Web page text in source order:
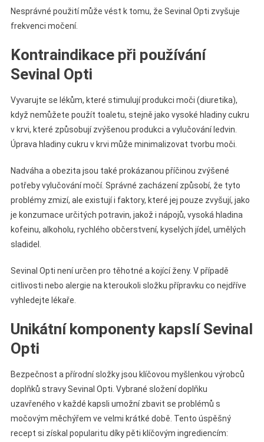
Nesprávné použití může vést k tomu, že Sevinal Opti zvyšuje
frekvenci močení.
Kontraindikace při používání
Sevinal Opti
Vyvarujte se lékům, které stimulují produkci moči (diuretika),
když nemůžete použít toaletu, stejně jako vysoké hladiny cukru
v krvi, které způsobují zvýšenou produkci a vylučování ledvin.
Úprava hladiny cukru v krvi může minimalizovat tvorbu moči.
Nadváha a obezita jsou také prokázanou příčinou zvýšené
potřeby vylučování močí. Správné zacházení způsobí, že tyto
problémy zmizí, ale existují i faktory, které jej pouze zvyšují, jako
je konzumace určitých potravin, jakož i nápojů, vysoká hladina
kofeinu, alkoholu, rychlého občerstvení, kyselých jídel, umělých
sladidel.
Sevinal Opti není určen pro těhotné a kojící ženy. V případě
citlivosti nebo alergie na kteroukoli složku přípravku co nejdříve
vyhledejte lékaře.
Unikátní komponenty kapslí Sevinal
Opti
Bezpečnost a přírodní složky jsou klíčovou myšlenkou výrobců
doplňků stravy Sevinal Opti. Vybrané složení doplňku
uzavřeného v každé kapsli umožní zbavit se problémů s
močovým měchýřem ve velmi krátké době. Tento úspěšný
recept si získal popularitu díky pěti klíčovým ingrediencím: